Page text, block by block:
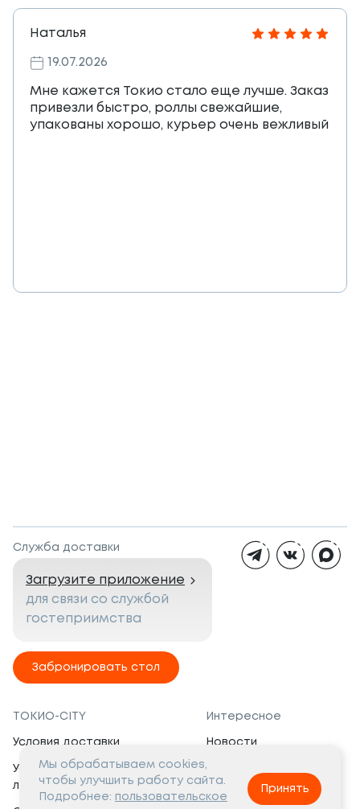
Наталья
19.07.2026
Мне кажется Токио стало еще лучше. Заказ
привезли быстро, роллы свежайшие,
упакованы хорошо, курьер очень вежливый
Служба доставки
Загрузите приложение
для связи со службой
гостеприимства
Забронировать стол
ТОКИО-CITY
Условия доставки
Условия программы
лояльности
Интересное
Новости
Вакансии
Социальная жизнь
Мы обрабатываем cookies,
чтобы улучшить работу сайта.
Подробнее: пользовательское
Принять